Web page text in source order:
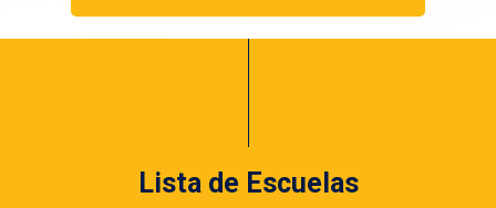
Lista de Escuelas